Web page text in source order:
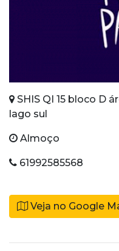
SHIS QI 15 bloco D
lago sul
Almoço
61992585568
Veja no Google